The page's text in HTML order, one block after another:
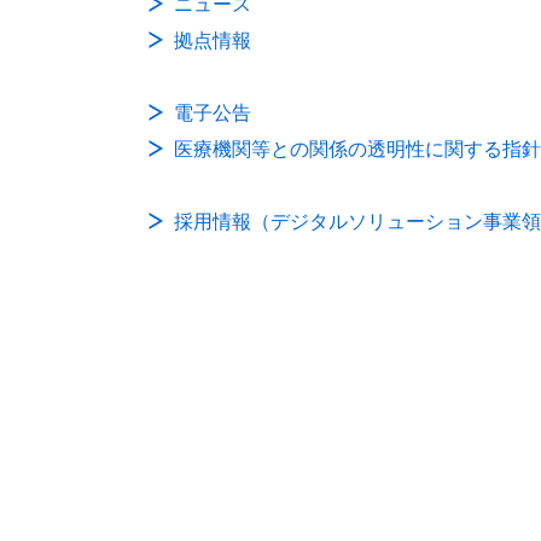
ニュース
拠点情報
電子公告
医療機関等との関係の透明性に関する指針
採用情報（デジタルソリューション事業